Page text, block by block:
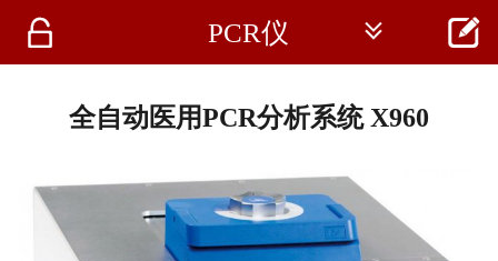
 首页
医疗资讯
 PCR仪  
全自动医用PCR分析系统 X960